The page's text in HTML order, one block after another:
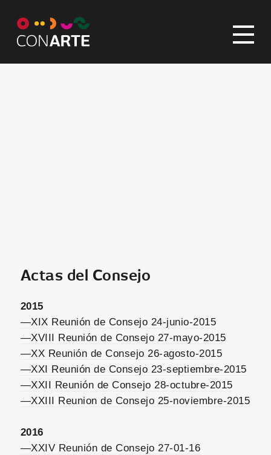
Actas del Consejo
2015
—XIX Reunión de Consejo 24-junio-2015
—XVIII Reunión de Consejo 27-mayo-2015
—XX Reunión de Consejo 26-agosto-2015
—XXI Reunión de Consejo 23-septiembre-2015
—XXII Reunión de Consejo 28-octubre-2015
—XXIII Reunion de Consejo 25-noviembre-2015
2016
—XXIV Reunión de Consejo 27-01-16